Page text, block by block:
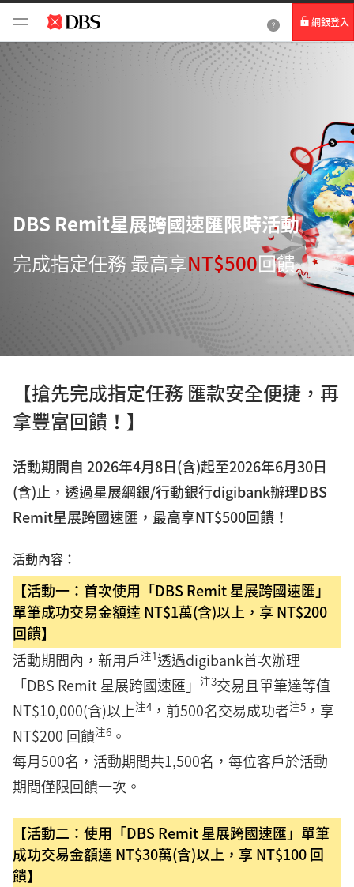
網銀登入
個人網路銀行
DBS Remit星展跨國速匯限時活動
完成指定任務 最高享NT$500回饋
【搶先完成指定任務 匯款安全便捷，再
拿豐富回饋！】
活動期間自 2026年4月8日(含)起至2026年6月30日
(含)止，透過星展網銀/行動銀行digibank辦理DBS
Remit星展跨國速匯，最高享NT$500回饋！
活動內容：
【活動一：首次使用「DBS Remit 星展跨國速匯」
單筆成功交易金額達 NT$1萬(含)以上，享 NT$200
回饋】
活動期間內，新用戶 注1透過digibank首次辦理
「DBS Remit 星展跨國速匯」 注3交易且單筆達等值
NT$10,000(含)以上注4 ，前500名交易成功者注5 ，享
NT$200 回饋注6 。
每月500名，活動期間共1,500名，每位客戶於活動
期間僅限回饋一次。
【活動二：使用「DBS Remit 星展跨國速匯」單筆
成功交易金額達 NT$30萬(含)以上，享 NT$100 回
饋】